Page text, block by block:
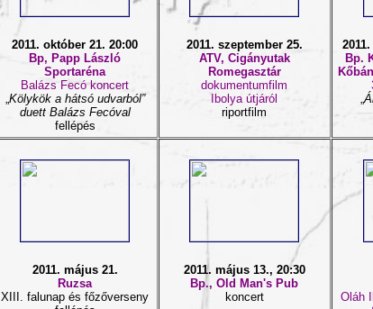
2011. október 21. 20:00
Bp, Papp László
Sportaréna
Balázs Fecó koncert
„Kölykök a hátsó udvarból”
duett Balázs Fecóval
fellépés
2011. szeptember 25.
ATV, Cigányutak
Romegasztár
dokumentumfilm
Ibolya útjáról
riportfilm
Bp.
„
2011. május 21.
Ruzsa
XIII. falunap és főzőverseny
2011. május 13., 20:30
Bp., Old Man's Pub
koncert
Oláh